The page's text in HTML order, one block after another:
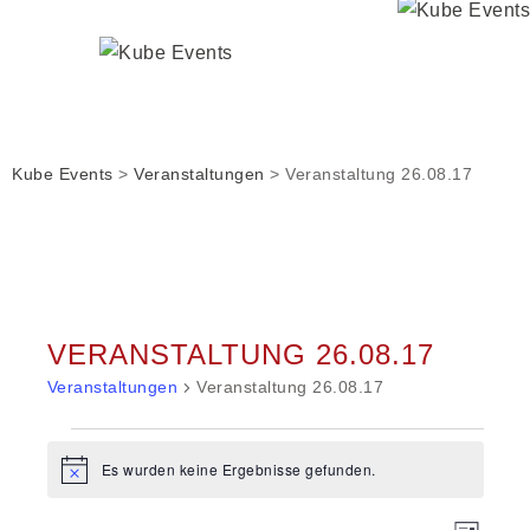
Kube Events > Veranstaltungen > Veranstaltung 26.08.17
VERANSTALTUNG 26.08.17
Veranstaltungen Veranstaltung 26.08.17
HinweisEs wurden keine Ergebnisse gefunden.